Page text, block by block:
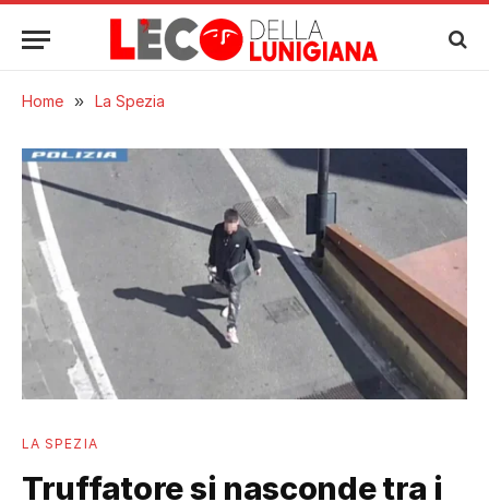
Home » La Spezia
LA SPEZIA
Truffatore si nasconde tra i